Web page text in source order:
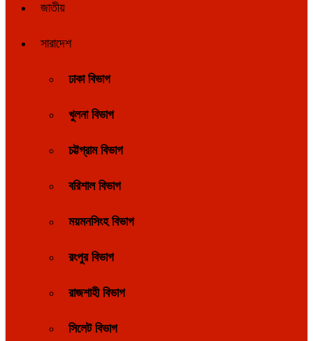
জাতীয়
সারাদেশ
ঢাকা বিভাগ
খুলনা বিভাগ
চট্টগ্রাম বিভাগ
বরিশাল বিভাগ
ময়মনসিংহ বিভাগ
রংপুর বিভাগ
রাজশাহী বিভাগ
সিলেট বিভাগ